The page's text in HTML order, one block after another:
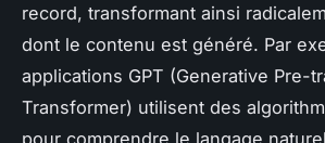
record, transformant ainsi
dont le contenu est généré. Par
applications GPT (Generative Pre-
Transformer) utilisent des
pour comprendre le langage